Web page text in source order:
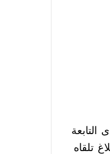
التابعة
تلقاه